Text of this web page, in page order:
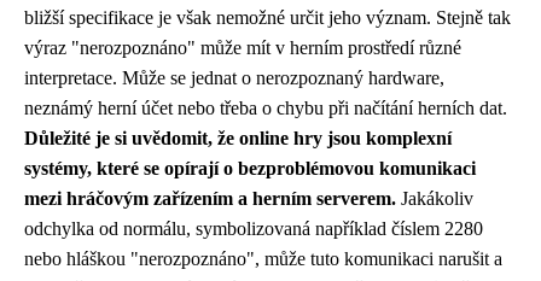
bližší specifikace je však nemožné určit jeho význam. Stejně tak
výraz "nerozpoznáno" může mít v herním prostředí různé
interpretace. Může se jednat o nerozpoznaný hardware,
neznámý herní účet nebo třeba o chybu při načítání herních dat.
Důležité je si uvědomit, že online hry jsou komplexní
systémy, které se opírají o bezproblémovou komunikaci
mezi hráčovým zařízením a herním serverem. Jakákoliv
odchylka od normálu, symbolizovaná například číslem 2280
nebo hláškou "nerozpoznáno", může tuto komunikaci narušit a